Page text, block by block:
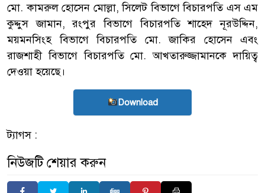
মো. কামরুল হোসেন মোল্লা, সিলেট বিভাগে বিচারপতি এস এম
কুদ্দুস জামান, রংপুর বিভাগে বিচারপতি শাহেদ নূরউদ্দিন,
ময়মনসিংহ বিভাগে বিচারপতি মো. জাকির হোসেন এবং
রাজশাহী বিভাগে বিচারপতি মো. আখতারুজ্জামানকে দায়িত্ব
দেওয়া হয়েছে।
Download
ট্যাগস :
নিউজটি শেয়ার করুন